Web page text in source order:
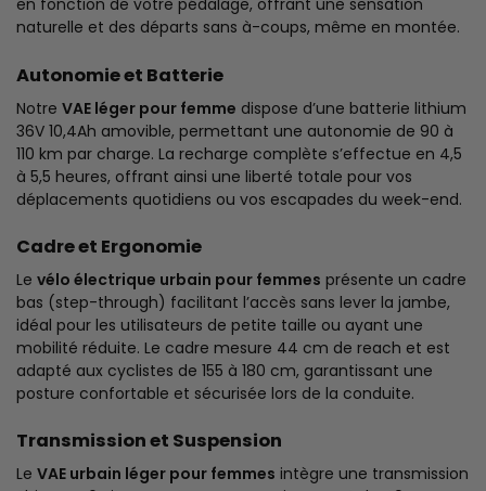
en fonction de votre pédalage, offrant une sensation
naturelle et des départs sans à-coups, même en montée.
Autonomie et Batterie
Notre VAE léger pour femme dispose d’une batterie lithium
36V 10,4Ah amovible, permettant une autonomie de 90 à
110 km par charge. La recharge complète s’effectue en 4,5
à 5,5 heures, offrant ainsi une liberté totale pour vos
déplacements quotidiens ou vos escapades du week-end.
Cadre et Ergonomie
Le vélo électrique urbain pour femmes présente un cadre
bas (step-through) facilitant l’accès sans lever la jambe,
idéal pour les utilisateurs de petite taille ou ayant une
mobilité réduite. Le cadre mesure 44 cm de reach et est
adapté aux cyclistes de 155 à 180 cm, garantissant une
posture confortable et sécurisée lors de la conduite.
Transmission et Suspension
Le VAE urbain léger pour femmes intègre une transmission